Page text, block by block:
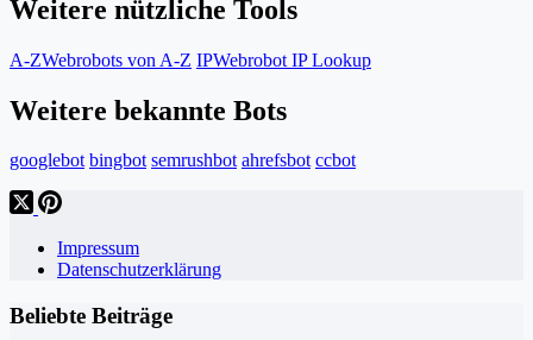
Weitere nützliche Tools
A-ZWebrobots von A-Z IPWebrobot IP Lookup
Weitere bekannte Bots
googlebot bingbot semrushbot ahrefsbot ccbot
Impressum
Datenschutzerklärung
Beliebte Beiträge